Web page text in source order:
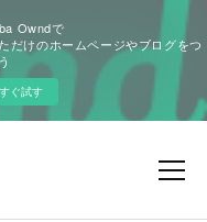
Owndで
だけのホームページやブログをつ
ぐ試す